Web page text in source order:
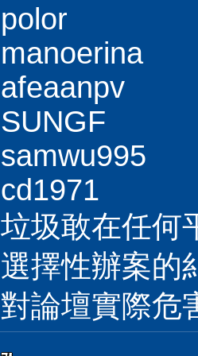
polor
manoerina
afeaanpv
SUNGF
samwu995
cd1971
垃圾敢在任何
選擇性辦案的
對論壇實際危